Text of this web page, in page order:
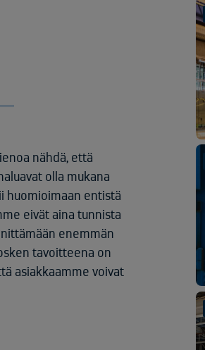
nähdä, että
olla mukana
huomioimaan entistä
eivät aina tunnista
enemmän
tavoitteena on
asiakkaamme voivat